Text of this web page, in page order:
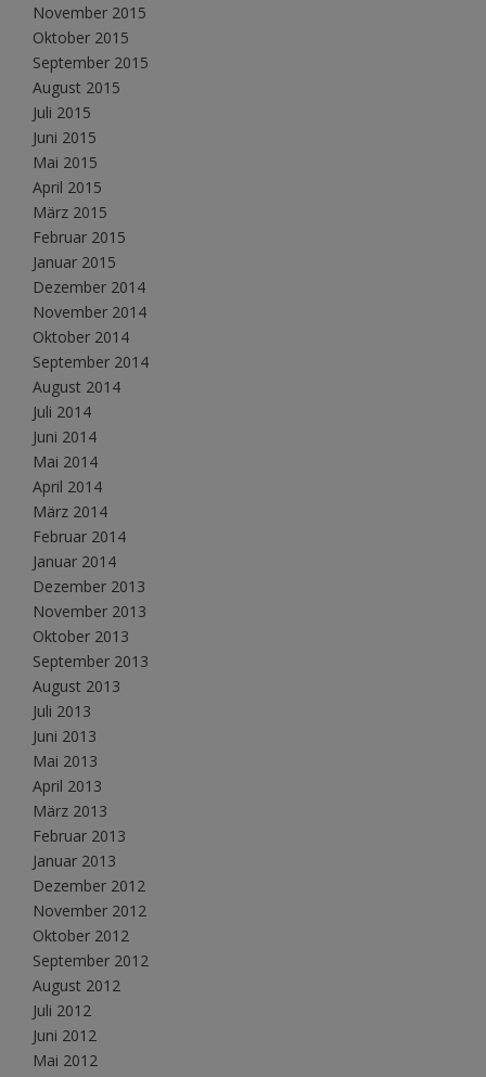
November 2015
Oktober 2015
September 2015
August 2015
Juli 2015
Juni 2015
Mai 2015
April 2015
März 2015
Februar 2015
Januar 2015
Dezember 2014
November 2014
Oktober 2014
September 2014
August 2014
Juli 2014
Juni 2014
Mai 2014
April 2014
März 2014
Februar 2014
Januar 2014
Dezember 2013
November 2013
Oktober 2013
September 2013
August 2013
Juli 2013
Juni 2013
Mai 2013
April 2013
März 2013
Februar 2013
Januar 2013
Dezember 2012
November 2012
Oktober 2012
September 2012
August 2012
Juli 2012
Juni 2012
Mai 2012